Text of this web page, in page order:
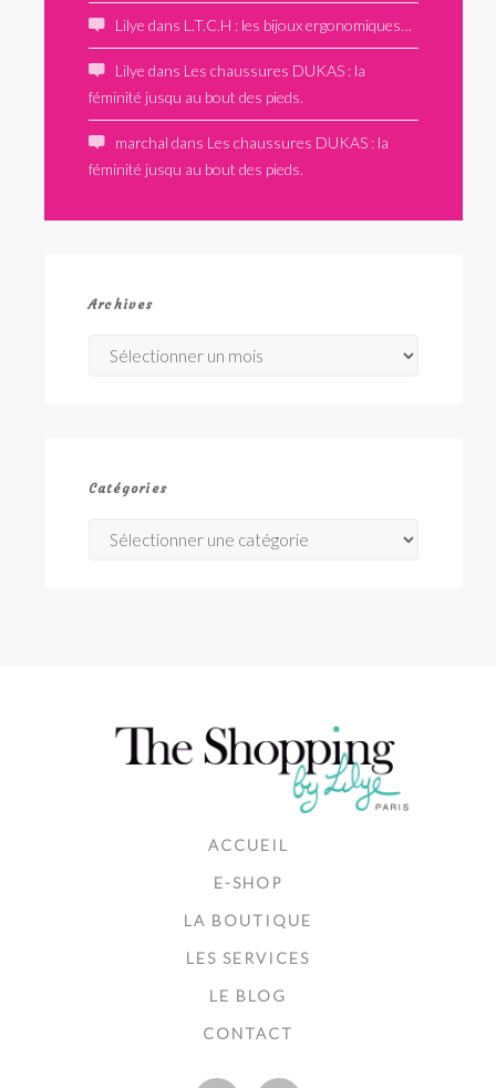
Lilye dans L.T.C.H : les bijoux ergonomiques…
Lilye dans Les chaussures DUKAS : la
féminité jusqu au bout des pieds.
marchal dans Les chaussures DUKAS : la
féminité jusqu au bout des pieds.
Archives
Catégories
ACCUEIL
E-SHOP
LA BOUTIQUE
LES SERVICES
LE BLOG
CONTACT